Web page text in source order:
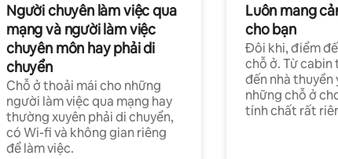
Người chuyên làm việc qua
mạng và người làm việc
chuyên môn hay phải di
chuyển
Chỗ ở thoải mái cho những
người làm việc qua mạng hay
thường xuyên phải di chuyển,
có Wi-fi và không gian riêng
để làm việc.
Luôn mang
cho bạn
Đôi khi, điểm
chỗ ở. Từ cabin
đến nhà thuyền
những chỗ ở
tính chất rất